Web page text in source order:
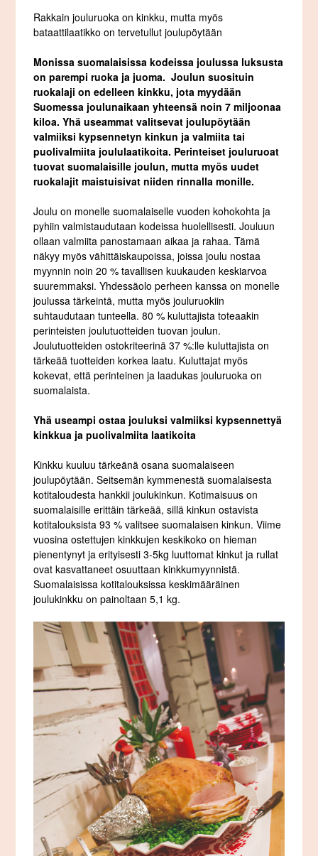
Rakkain jouluruoka on kinkku, mutta myös
bataattilaatikko on tervetullut joulupöytään
Monissa suomalaisissa kodeissa joulussa luksusta
on parempi ruoka ja juoma. Joulun suosituin
ruokalaji on edelleen kinkku, jota myydään
Suomessa joulunaikaan yhteensä noin 7 miljoonaa
kiloa. Yhä useammat valitsevat joulupöytään
valmiiksi kypsennetyn kinkun ja valmiita tai
puolivalmiita joululaatikoita. Perinteiset jouluruoat
tuovat suomalaisille joulun, mutta myös uudet
ruokalajit maistuisivat niiden rinnalla monille.
Joulu on monelle suomalaiselle vuoden kohokohta ja
pyhiin valmistaudutaan kodeissa huolellisesti. Jouluun
ollaan valmiita panostamaan aikaa ja rahaa. Tämä
näkyy myös vähittäiskaupoissa, joissa joulu nostaa
myynnin noin 20 % tavallisen kuukauden keskiarvoa
suuremmaksi. Yhdessäolo perheen kanssa on monelle
joulussa tärkeintä, mutta myös jouluruokiin
suhtaudutaan tunteella. 80 % kuluttajista toteaakin
perinteisten joulutuotteiden tuovan joulun.
Joulutuotteiden ostokriteerinä 37 %:lle kuluttajista on
tärkeää tuotteiden korkea laatu. Kuluttajat myös
kokevat, että perinteinen ja laadukas jouluruoka on
suomalaista.
Yhä useampi ostaa jouluksi valmiiksi kypsennettyä
kinkkua ja puolivalmiita laatikoita
Kinkku kuuluu tärkeänä osana suomalaiseen
joulupöytään. Seitsemän kymmenestä suomalaisesta
kotitaloudesta hankkii joulukinkun. Kotimaisuus on
suomalaisille erittäin tärkeää, sillä kinkun ostavista
kotitalouksista 93 % valitsee suomalaisen kinkun. Viime
vuosina ostettujen kinkkujen keskikoko on hieman
pienentynyt ja erityisesti 3-5kg luuttomat kinkut ja rullat
ovat kasvattaneet osuuttaan kinkkumyynnistä.
Suomalaisissa kotitalouksissa keskimääräinen
joulukinkku on painoltaan 5,1 kg.